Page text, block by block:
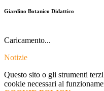
Giardino Botanico Didattico
Caricamento...
Notizie
Questo sito o gli strumenti
cookie necessari al